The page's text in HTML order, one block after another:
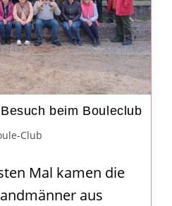
beim Bouleclub
Club
Mal kamen die
aus